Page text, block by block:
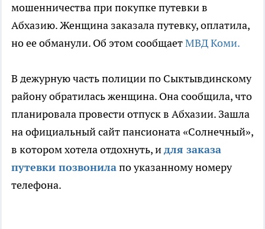
мошенничества при покупке путевки в
Абхазию. Женщина заказала путевку, оплатила,
но ее обманули. Об этом сообщаетМВД Коми.
В дежурную часть полиции по Сыктывдинскому
району обратилась женщина. Она сообщила, что
планировала провести отпуск в Абхазии. Зашла
на официальный сайт пансионата «Солнечный»,
в котором хотела отдохнуть, идля заказа
путевки позвонилапо указанному номеру
телефона.